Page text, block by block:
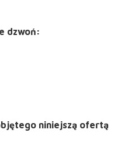
dzwoń:
niniejszą ofertą